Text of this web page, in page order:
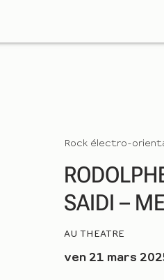
Rock électro-
SAIDI –
AU THEATRE
ven 21 mars